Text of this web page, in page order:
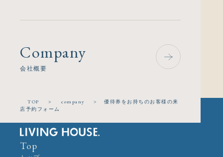
Company
会社概要
TOP > company >
優待券をお持ちのお客様の来
店予約フォーム
Top